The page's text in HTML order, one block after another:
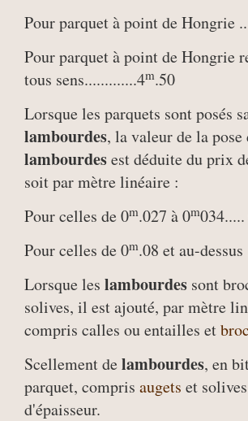
Pour parquet à point de Hongrie
Pour parquet à point de Hongrie
tous sens.............4m.50
Lorsque les parquets sont posés
lambourdes, la valeur de la pose
lambourdesest déduite du prix
soit par mètre linéaire :
Pour celles de 0m.027 à 0m
Pour celles de 0m.08 et au-
Lorsque les lambourdes sont
solives, il est ajouté, par mètre
compris calles ou entailles et
Scellement delambourdes, en
parquet, compris augets et
d'épaisseur.